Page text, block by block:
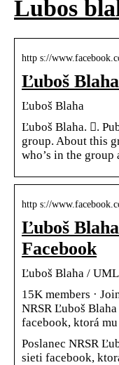
Lubos
http s://
Ľuboš
Ľuboš Blaha
Ľuboš Blaha. 󱙺.
group. About this
who’s in the group
http s://
Ľuboš
Facebook
Ľuboš Blaha /
15K members ·
NRSR Ľuboš
facebook, ktorá
Poslanec NRSR
sieti facebook,